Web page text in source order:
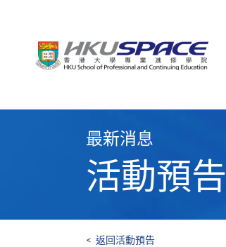
最新消息
活動預告
< 返回活動預告